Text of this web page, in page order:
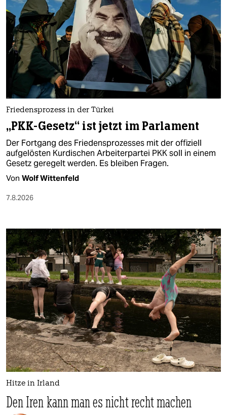
Friedensprozess in der Türkei
„PKK-Gesetz“ ist jetzt im Parlament
Der Fortgang des Friedensprozesses mit der offiziell
aufgelösten Kurdischen Arbeiterpartei PKK soll in einem
Gesetz geregelt werden. Es bleiben Fragen.
Von Wolf Wittenfeld
7.8.2026
Hitze in Irland
Den Iren kann man es nicht recht machen